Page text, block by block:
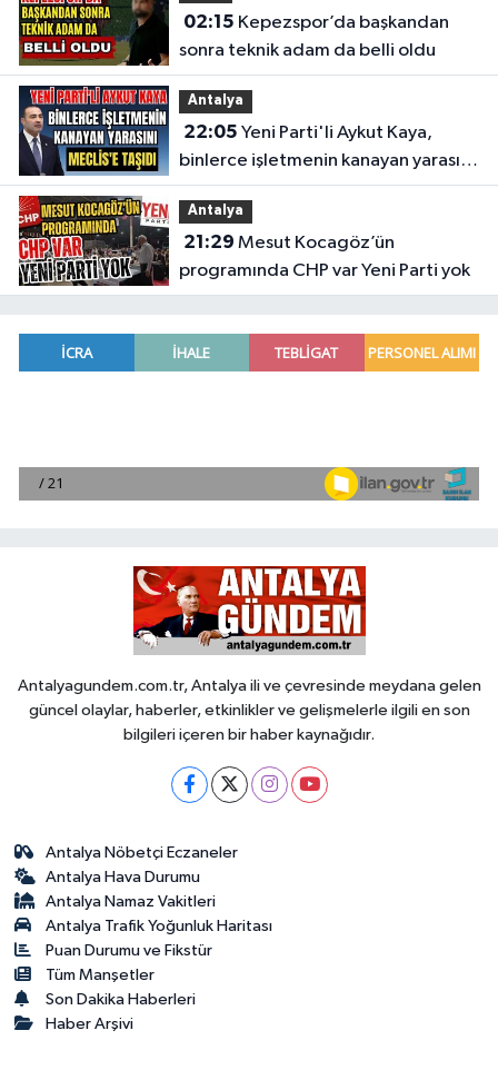
02:15
sonra teknik adam da belli oldu
Antalya
22:05
binlerce işletmenin kanayan yarasını
Meclis'e taşıdı
Antalya
21:29
programında CHP var Yeni Parti yok
Antalyagundem.com.tr, Antalya ili ve çevresinde meydana gelen
güncel olaylar, haberler, etkinlikler ve gelişmelerle ilgili en son
bilgileri içeren bir haber kaynağıdır.
Antalya Nöbetçi Eczaneler
Antalya Hava Durumu
Antalya Namaz Vakitleri
Antalya Trafik Yoğunluk Haritası
Puan Durumu ve Fikstür
Tüm Manşetler
Son Dakika Haberleri
Haber Arşivi